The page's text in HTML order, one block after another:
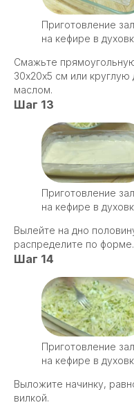
Приготовление
на кефире в
Смажьте
30х20х5 см или
маслом.
Шаг 13
Приготовление
на кефире в
Вылейте на дно
распределите по форме.
Шаг 14
Приготовление
на кефире в
Выложите начинку,
вилкой.